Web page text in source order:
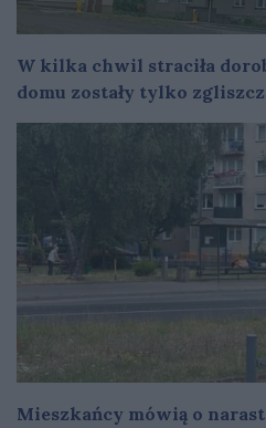
W kilka chwil straciła
domu zostały tylko
Mieszkańcy mówią o